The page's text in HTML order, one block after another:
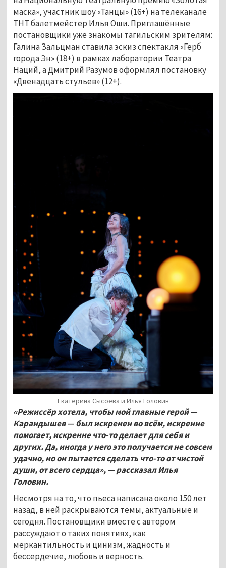
маска», участник шоу «Танцы» (16+) на телеканале
ТНТ балетмейстер Илья Оши. Приглашённые
постановщики уже знакомы тагильским зрителям:
Галина Зальцман ставила эскиз спектакля «Герб
города Эн» (18+) в рамках лаборатории Театра
Наций, а Дмитрий Разумов оформлял постановку
«Двенадцать стульев» (12+).
Екатерина Сысоева и Илья Головин
«Режиссёр хотела, чтобы мой главные герой —
Карандышев — был искренен во всём, искренне
помогает, искренне что-то делает для себя и
других. Да, иногда у него это получается не совсем
удачно, но он пытается сделать что-то от чистой
души, от всего сердца», — рассказал Илья
Головин.
Несмотря на то, что пьеса написана около 150 лет
назад, в ней раскрываются темы, актуальные и
сегодня. Постановщики вместе с автором
рассуждают о таких понятиях, как
меркантильность и цинизм, жадность и
бессердечие, любовь и верность.